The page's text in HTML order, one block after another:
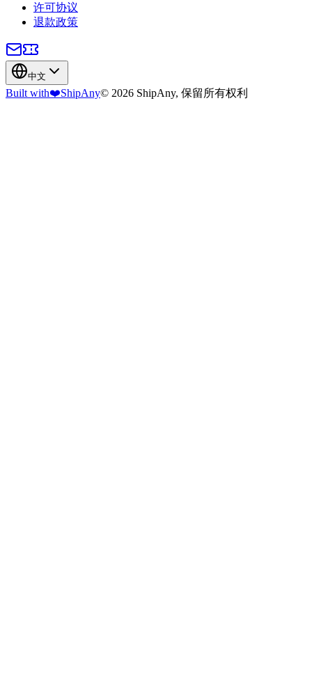
许可协议
退款政策
中文
Built with❤️ShipAny© 2026 ShipAny, 保留所有权利